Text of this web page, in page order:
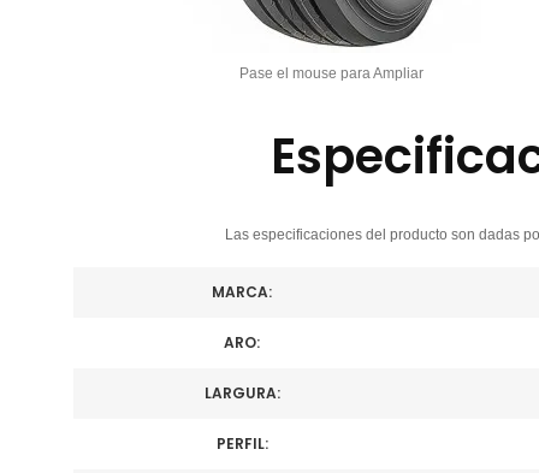
Pase el mouse para Ampliar
Las especificaciones del producto son dadas
MARCA:
ARO:
LARGURA:
PERFIL: